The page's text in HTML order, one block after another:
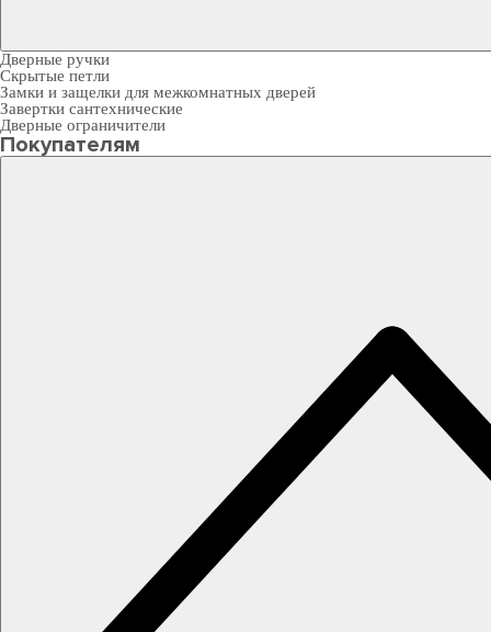
Дверные ручки
Скрытые петли
Замки и защелки для межкомнатных дверей
Завертки сантехнические
Дверные ограничители
Покупателям